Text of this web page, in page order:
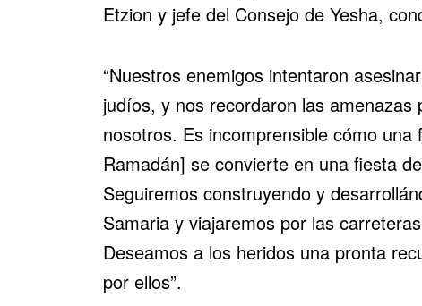
Etzion y jefe del Consejo de Yesha,
“Nuestros enemigos intentaron
judíos, y nos recordaron las amenazas
nosotros. Es incomprensible cómo una
Ramadán] se convierte en una fiesta
Seguiremos construyendo y
Samaria y viajaremos por las
Deseamos a los heridos una pronta
por ellos”.